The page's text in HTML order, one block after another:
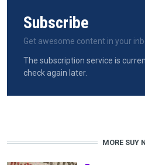
Subscribe
Get awesome content in your
The subscription service is
check again later.
MORE SUY